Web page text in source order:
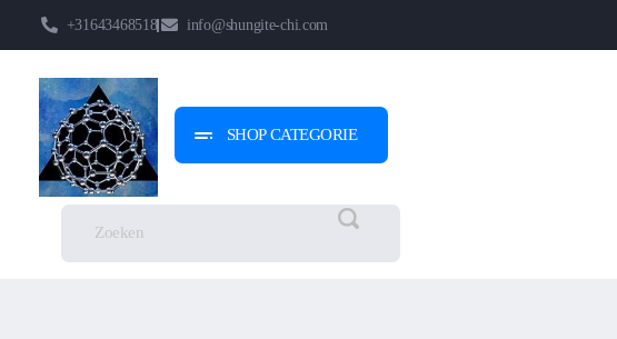
+31643468518 info@shungite-chi.com
Shungite-Chi | Groothandel
Echte Shungite Edel uit Karelie
SHOP CATEGORIE